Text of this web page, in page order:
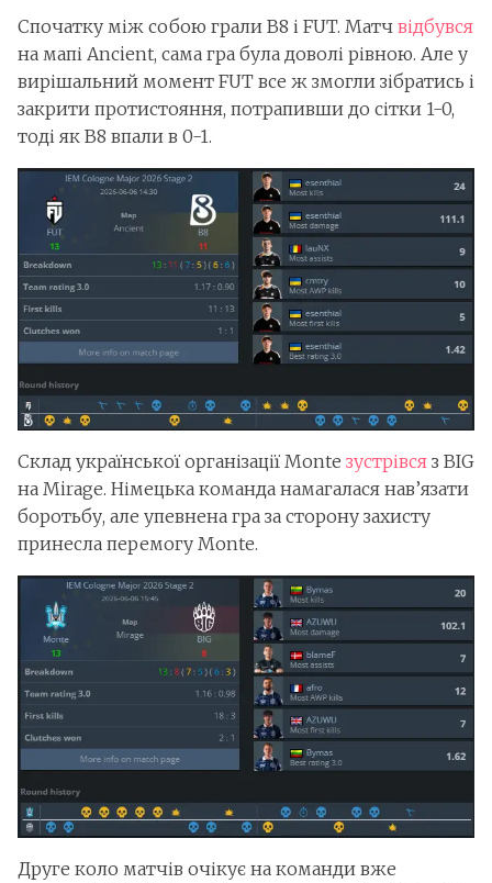
Спочатку між собою грали B8 і FUT. Матч відбувся
на мапі Ancient, сама гра була доволі рівною. Але у
вирішальний момент FUT все ж змогли зібратись і
закрити протистояння, потрапивши до сітки 1-0,
тоді як B8 впали в 0-1.
Склад української організації Monte зустрівся з BIG
на Mirage. Німецька команда намагалася нав’язати
боротьбу, але упевнена гра за сторону захисту
принесла перемогу Monte.
Друге коло матчів очікує на команди вже